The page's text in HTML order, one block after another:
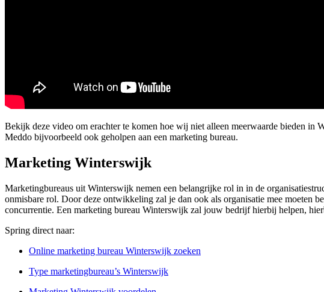
Bekijk deze video om erachter te komen hoe wij niet alleen meerwaarde bieden
Meddo bijvoorbeeld ook geholpen aan een marketing bureau.
Marketing Winterswijk
Marketingbureaus uit Winterswijk nemen een belangrijke rol in in de
onmisbare rol. Door deze ontwikkeling zal je dan ook als organisatie mee moeten
concurrentie. Een marketing bureau Winterswijk zal jouw bedrijf hierbij helpen,
Spring direct naar:
Online marketing bureau Winterswijk zoeken
Type marketingbureau’s Winterswijk